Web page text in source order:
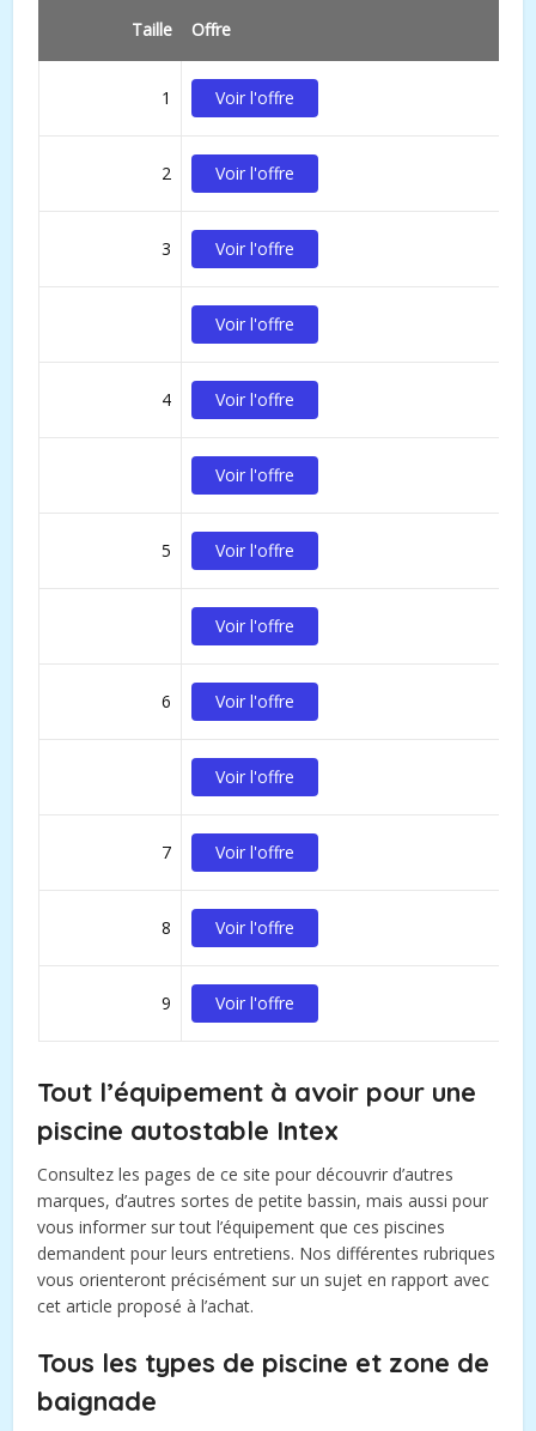
Taille Offre
1 Voir l'offre
2 Voir l'offre
3 Voir l'offre
Voir l'offre
4 Voir l'offre
Voir l'offre
5 Voir l'offre
Voir l'offre
6 Voir l'offre
Voir l'offre
7 Voir l'offre
8 Voir l'offre
9 Voir l'offre
Tout l’équipement à avoir pour une
piscine autostable Intex
Consultez les pages de ce site pour découvrir d’autres
marques, d’autres sortes de petite bassin, mais aussi pour
vous informer sur tout l’équipement que ces piscines
demandent pour leurs entretiens. Nos différentes rubriques
vous orienteront précisément sur un sujet en rapport avec
cet article proposé à l’achat.
Tous les types de piscine et zone de
baignade